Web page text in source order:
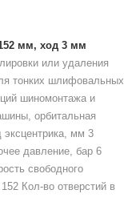
мм, ход 3 мм
или удаления
тонких шлифовальных
шиномонтажа и
орбитальная
мм 3
давление, бар 6
свободного
Кол-во отверстий в